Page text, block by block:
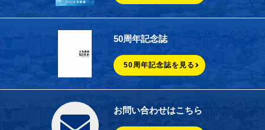
50周年記念誌
50周年記念誌を見る
お問い合わせはこちら